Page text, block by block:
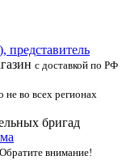
представитель
с доставкой по РФ
не во всех регионах
бригад
Обратите внимание!